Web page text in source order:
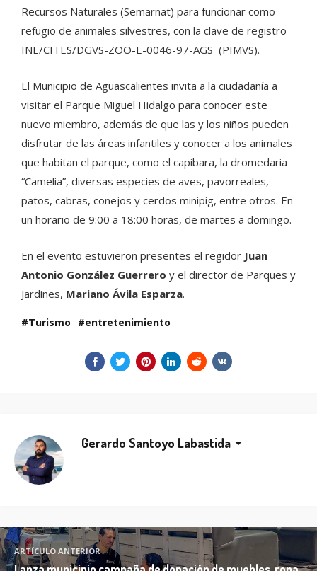
Recursos Naturales (Semarnat) para funcionar como
refugio de animales silvestres, con la clave de registro
INE/CITES/DGVS-ZOO-E-0046-97-AGS (PIMVS).
El Municipio de Aguascalientes invita a la ciudadanía a
visitar el Parque Miguel Hidalgo para conocer este
nuevo miembro, además de que las y los niños pueden
disfrutar de las áreas infantiles y conocer a los animales
que habitan el parque, como el capibara, la dromedaria
“Camelia”, diversas especies de aves, pavorreales,
patos, cabras, conejos y cerdos minipig, entre otros. En
un horario de 9:00 a 18:00 horas, de martes a domingo.
En el evento estuvieron presentes el regidor Juan
Antonio González Guerrero y el director de Parques y
Jardines, Mariano Ávila Esparza.
Turismo entretenimiento
Gerardo Santoyo Labastida
ARTÍCULO ANTERIOR